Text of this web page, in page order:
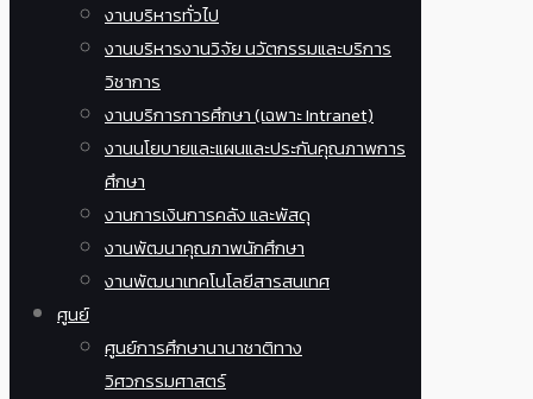
งานบริหารทั่วไป
งานบริหารงานวิจัย นวัตกรรมและบริการ
วิชาการ
งานบริการการศึกษา (เฉพาะ Intranet)
งานนโยบายและแผนและประกันคุณภาพการ
ศึกษา
งานการเงินการคลัง และพัสดุ
งานพัฒนาคุณภาพนักศึกษา
งานพัฒนาเทคโนโลยีสารสนเทศ
ศูนย์
ศูนย์การศึกษานานาชาติทาง
วิศวกรรมศาสตร์